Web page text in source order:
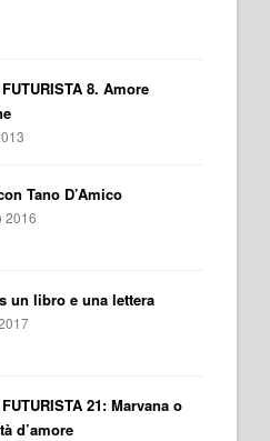
8. Amore
Tano D’Amico
2016
un libro e una lettera
21: Marvana o
d’amore